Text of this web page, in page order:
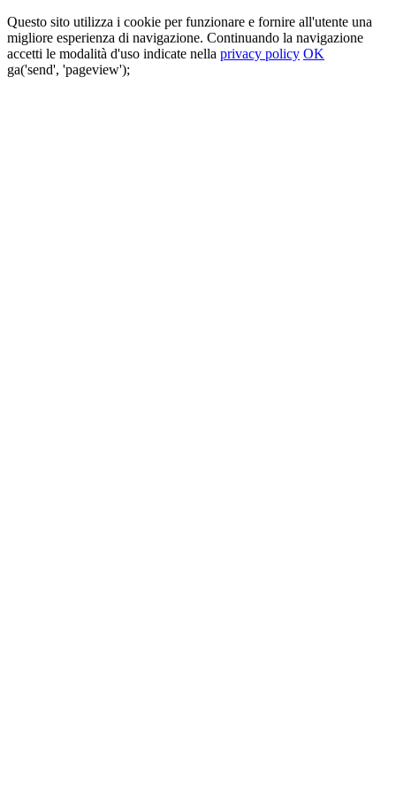
Questo sito utilizza i cookie per funzionare e fornire all'utente una
migliore esperienza di navigazione. Continuando la navigazione
accetti le modalità d'uso indicate nella privacy policy OK
ga('send', 'pageview');